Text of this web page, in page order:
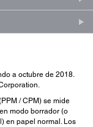
a octubre de 2018.
/ CPM) se mide
modo borrador (o
en papel normal. Los